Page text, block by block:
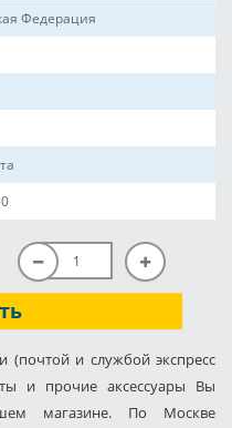
Федерация
(почтой и службой экспресс
и прочие аксессуары Вы
магазине. По Москве